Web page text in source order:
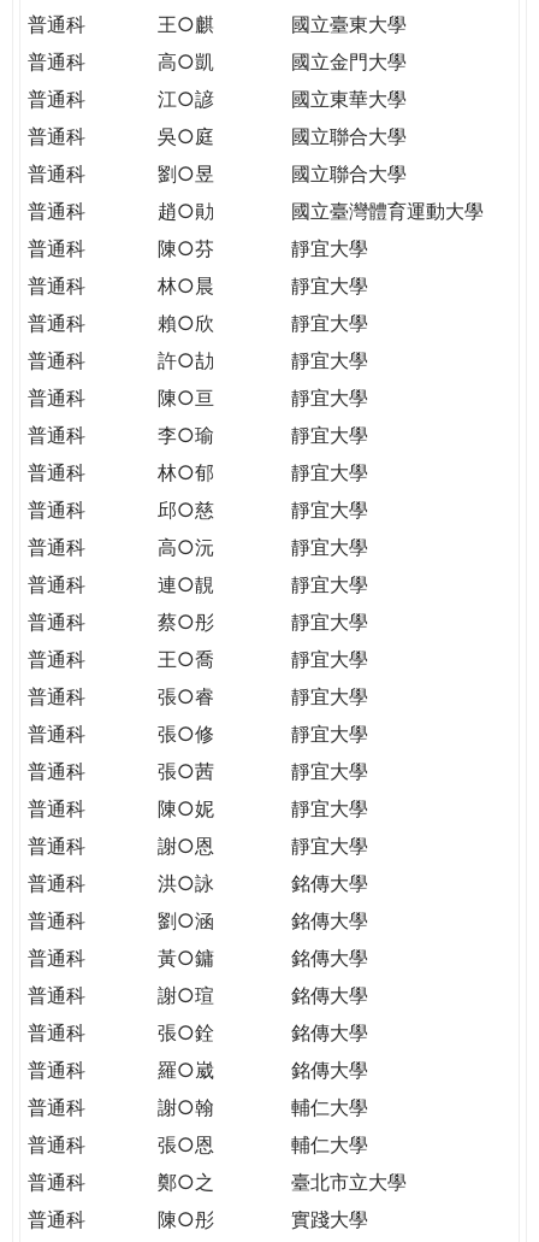
THE
PATH
CITIZENSHIP
普通科
王○麒
國立臺東大學
普通科
高○凱
國立金門大學
普通科
江○諺
國立東華大學
普通科
吳○庭
國立聯合大學
普通科
劉○昱
國立聯合大學
普通科
趙○勛
國立臺灣體育運動大學
普通科
陳○芬
靜宜大學
普通科
林○晨
靜宜大學
普通科
賴○欣
靜宜大學
普通科
許○劼
靜宜大學
普通科
陳○亘
靜宜大學
普通科
李○瑜
靜宜大學
普通科
林○郁
靜宜大學
普通科
邱○慈
靜宜大學
普通科
高○沅
靜宜大學
普通科
連○靚
靜宜大學
普通科
蔡○彤
靜宜大學
普通科
王○喬
靜宜大學
普通科
張○睿
靜宜大學
普通科
張○修
靜宜大學
普通科
張○茜
靜宜大學
普通科
陳○妮
靜宜大學
普通科
謝○恩
靜宜大學
普通科
洪○詠
銘傳大學
普通科
劉○涵
銘傳大學
普通科
黃○鏞
銘傳大學
普通科
謝○瑄
銘傳大學
普通科
張○銓
銘傳大學
普通科
羅○崴
銘傳大學
普通科
謝○翰
輔仁大學
普通科
張○恩
輔仁大學
普通科
鄭○之
臺北市立大學
普通科
陳○彤
實踐大學